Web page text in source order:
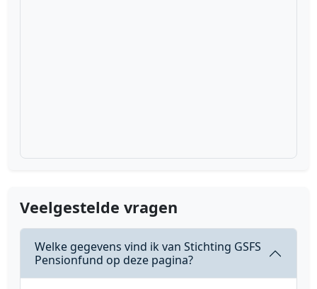
Veelgestelde vragen
Welke gegevens vind ik van Stichting GSFS
Pensionfund op deze pagina?